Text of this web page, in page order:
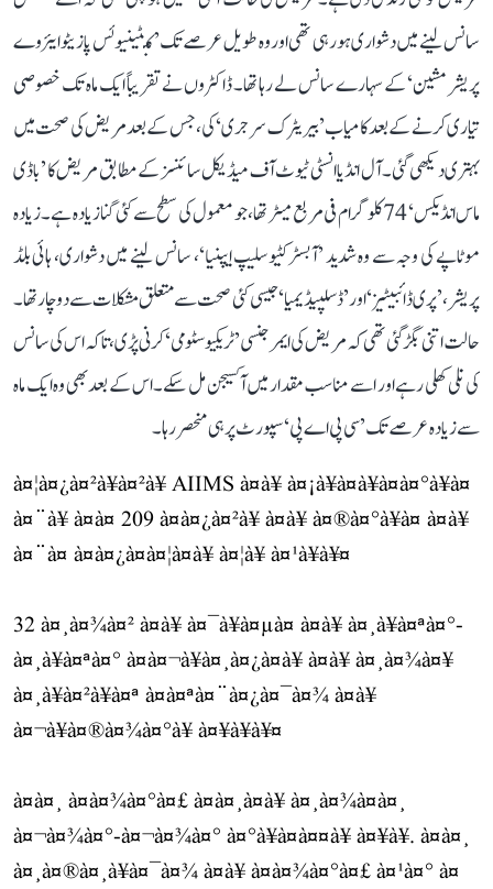
سانس لینے میں دشواری ہو رہی تھی اور وہ طویل عرصے تک ’کنٹینیوئس پازیٹو ایئروے
پریشر مشین‘ کے سہارے سانس لے رہا تھا۔ ڈاکٹروں نے تقریباً ایک ماہ تک خصوصی
تیاری کرنے کے بعد کامیاب ’بیریٹرک سرجری‘ کی، جس کے بعد مریض کی صحت میں
بہتری دیکھی گئی۔ آل انڈیا انسٹی ٹیوٹ آف میڈیکل سائنسز کے مطابق مریض کا ’باڈی
ماس انڈیکس‘ 74 کلوگرام فی مربع میٹر تھا، جو معمول کی سطح سے کئی گنا زیادہ ہے۔ زیادہ
موٹاپے کی وجہ سے وہ شدید ’آبسٹرکٹیو سلیپ ایپنیا‘، سانس لینے میں دشواری، ہائی بلڈ
پریشر، ’پری ڈائبیٹیز‘ اور ’ڈسلپیڈیمیا‘ جیسی کئی صحت سے متعلق مشکلات سے دوچار تھا۔
حالت اتنی بگڑ گئی تھی کہ مریض کی ایمرجنسی ’ٹریکیوسٹومی‘ کرنی پڑی، تاکہ اس کی سانس
کی نلی کھلی رہے اور اسے مناسب مقدار میں آکسیجن مل سکے۔ اس کے بعد بھی وہ ایک ماہ
سے زیادہ عرصے تک ’سی پی اے پی‘ سپورٹ پر ہی منحصر رہا۔
à¤¦à¤¿à¤²à¥à¤²à¥ AIIMS à¤à¥ à¤¡à¥à¤à¥à¤à¤°à¥à¤
à¤¨à¥ à¤à¤ 209 à¤à¤¿à¤²à¥ à¤à¥ à¤®à¤°à¥à¤ à¤à¥
à¤¨à¤ à¤à¤¿à¤à¤¦à¤à¥ à¤¦à¥ à¤¹à¥à¥¤
32 à¤¸à¤¾à¤² à¤à¥ à¤¯à¥à¤µà¤ à¤à¥ à¤¸à¥à¤ªà¤°-
à¤¸à¥à¤ªà¤° à¤à¤¬à¥à¤¸à¤¿à¤à¥ à¤à¥ à¤¸à¤¾à¤¥
à¤¸à¥à¤²à¥à¤ª à¤à¤ªà¤¨à¤¿à¤¯à¤¾ à¤à¥
à¤¬à¥à¤®à¤¾à¤°à¥ à¤¥à¥à¥¤
à¤à¤¸ à¤à¤¾à¤°à¤£ à¤à¤¸à¤à¥ à¤¸à¤¾à¤à¤¸
à¤¬à¤¾à¤°-à¤¬à¤¾à¤° à¤°à¥à¤à¤¤à¥ à¤¥à¥. à¤à¤¸
à¤¸à¤®à¤¸à¥à¤¯à¤¾ à¤à¥ à¤à¤¾à¤°à¤£ à¤¹à¤° à¤